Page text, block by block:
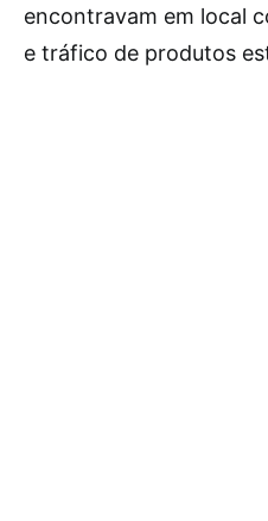
encontravam em local
e tráfico de produtos